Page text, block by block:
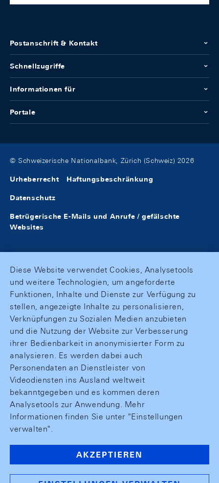
Postanschrift & Kontakt
Schnellzugriffe
Informationen für
Portale
© Schweizerische Nationalbank, Zürich (Schweiz) 2026
Urheberrecht Haftungsbeschränkung
Datenschutz
Betrügerische E-Mails und Anrufe / gefälschte
Websites
Diese Website verwendet Cookies, Analysetools
und weitere Technologien, um angeforderte
Funktionen, Inhalte und Dienste zur Verfügung zu
stellen, angezeigte Inhalte zu personalisieren,
Verknüpfungen zu Sozialen Medien anzubieten
und die Nutzung der Website zur Verbesserung
ihrer Bedienbarkeit in anonymisierter Form zu
analysieren. Es werden dabei auch
Personendaten an Dienstleister von
Videodiensten ins Ausland weltweit
bekanntgegeben und es kommen deren
Analysetools zur Anwendung. Mehr
Informationen finden Sie unter "Einstellungen
verwalten".
AKZEPTIEREN